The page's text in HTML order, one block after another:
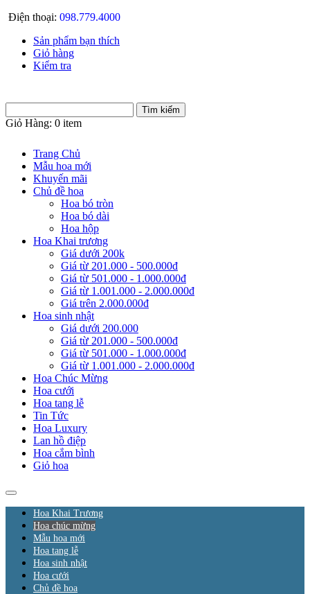
Điện thoại: 098.779.4000
Sản phẩm bạn thích
Giỏ hàng
Kiểm tra
Giỏ Hàng: 0 item
Trang Chủ
Mẫu hoa mới
Khuyến mãi
Chủ đề hoa
Hoa bó tròn
Hoa bó dài
Hoa hộp
Hoa Khai trương
Giá dưới 200k
Giá từ 201.000 - 500.000đ
Giá từ 501.000 - 1.000.000đ
Giá từ 1.001.000 - 2.000.000đ
Giá trên 2.000.000đ
Hoa sinh nhật
Giá dưới 200.000
Giá từ 201.000 - 500.000đ
Giá từ 501.000 - 1.000.000đ
Giá từ 1.001.000 - 2.000.000đ
Hoa Chúc Mừng
Hoa cưới
Hoa tang lễ
Tin Tức
Hoa Luxury
Lan hồ điệp
Hoa cắm bình
Giỏ hoa
Hoa Khai Trương
Hoa chúc mừng
Mẫu hoa mới
Hoa tang lễ
Hoa sinh nhật
Hoa cưới
Chủ đề hoa